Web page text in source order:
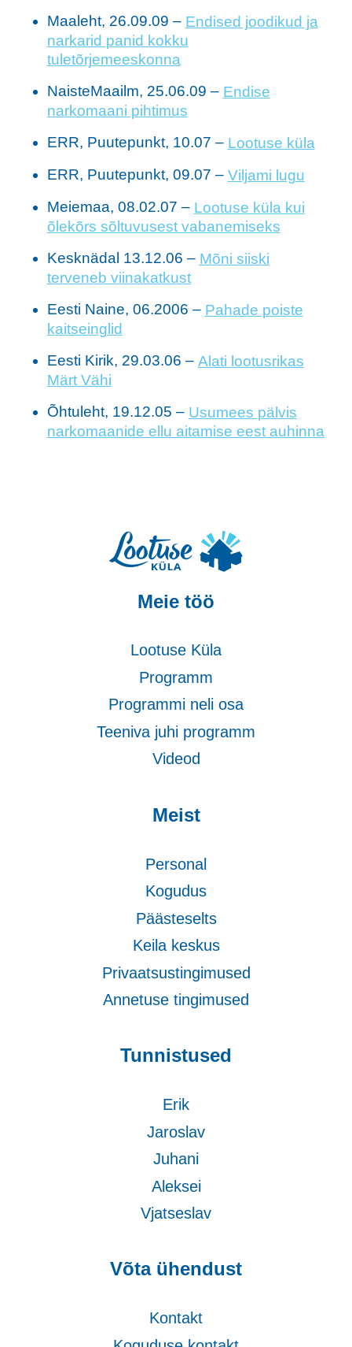
Maaleht, 26.09.09 – Endised joodikud ja
narkarid panid kokku
tuletõrjemeeskonna
NaisteMaailm, 25.06.09 – Endise
narkomaani pihtimus
ERR, Puutepunkt, 10.07 – Lootuse küla
ERR, Puutepunkt, 09.07 – Viljami lugu
Meiemaa, 08.02.07 – Lootuse küla kui
õlekõrs sõltuvusest vabanemiseks
Kesknädal 13.12.06 – Mõni siiski
terveneb viinakatkust
Eesti Naine, 06.2006 – Pahade poiste
kaitseinglid
Eesti Kirik, 29.03.06 – Alati lootusrikas
Märt Vähi
Õhtuleht, 19.12.05 – Usumees pälvis
narkomaanide ellu aitamise eest auhinna
Meie töö
Lootuse Küla
Programm
Programmi neli osa
Teeniva juhi programm
Videod
Meist
Personal
Kogudus
Päästeselts
Keila keskus
Privaatsustingimused
Annetuse tingimused
Tunnistused
Erik
Jaroslav
Juhani
Aleksei
Vjatseslav
Võta ühendust
Kontakt